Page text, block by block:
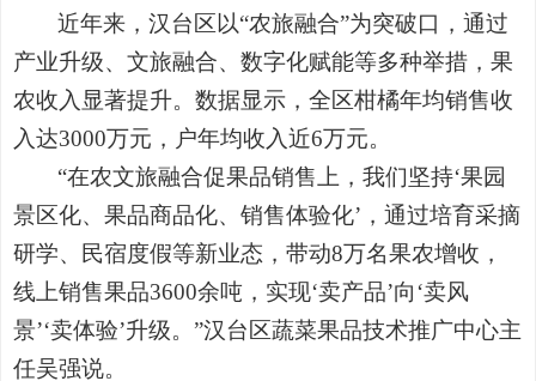
近年来，汉台区以“农旅融合”为突破口，通过
产业升级、文旅融合、数字化赋能等多种举措，果
农收入显著提升。数据显示，全区柑橘年均销售收
入达3000万元，户年均收入近6万元。
“在农文旅融合促果品销售上，我们坚持‘果园
景区化、果品商品化、销售体验化’，通过培育采摘
研学、民宿度假等新业态，带动8万名果农增收，
线上销售果品3600余吨，实现‘卖产品’向‘卖风
景’‘卖体验’升级。”汉台区蔬菜果品技术推广中心主
任吴强说。